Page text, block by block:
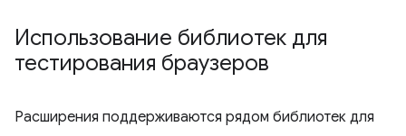
Использование библиотек для
тестирования браузеров
Расширения поддерживаются рядом библиотек для